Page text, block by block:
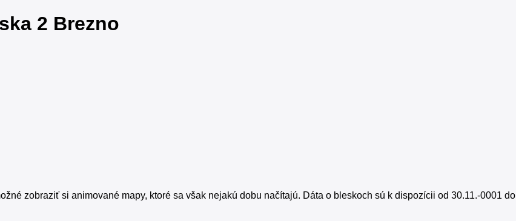
2 Brezno
zobraziť si animované mapy, ktoré sa však nejakú dobu načítajú. Dáta o bleskoch sú k dispozícii od 30.11.-0001 do